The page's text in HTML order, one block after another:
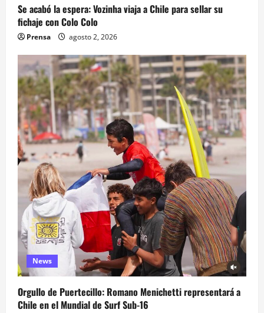
Se acabó la espera: Vozinha viaja a Chile para sellar su
fichaje con Colo Colo
Prensa agosto 2, 2026
News
Orgullo de Puertecillo: Romano Menichetti representará a
Chile en el Mundial de Surf Sub-16